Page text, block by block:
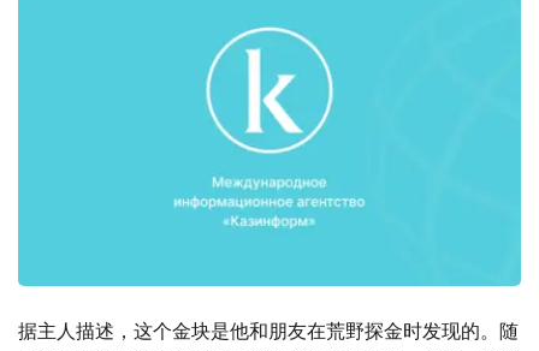
据主人描述，这个金块是他和朋友在荒野探金时发现的。随